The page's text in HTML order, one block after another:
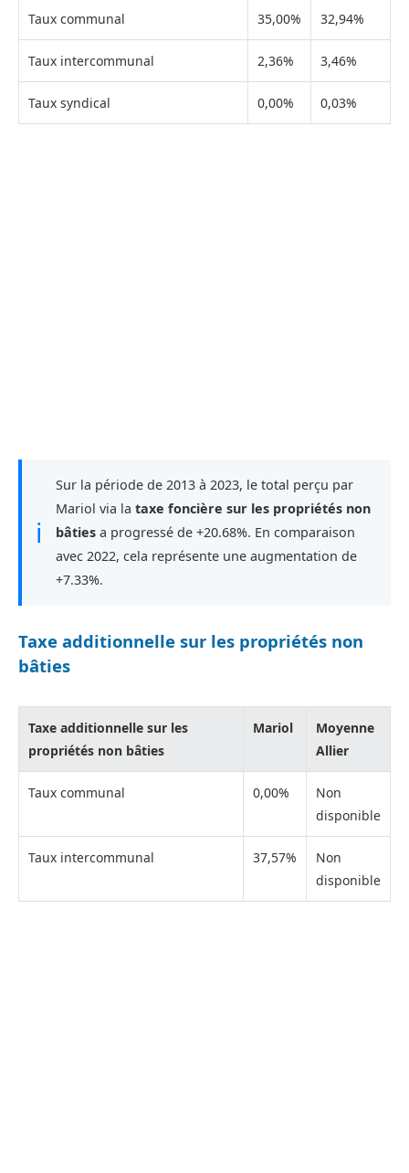
Taux communal 35,00% 32,94%
Taux intercommunal 2,36% 3,46%
Taux syndical 0,00% 0,03%
ℹ
Sur la période de 2013 à 2023, le total perçu par
Mariol via la taxe foncière sur les propriétés non
bâties a progressé de +20.68%. En comparaison
avec 2022, cela représente une augmentation de
+7.33%.
Taxe additionnelle sur les propriétés non
bâties
Taxe additionnelle sur les
propriétés non bâties
Mariol
Moyenne
Allier
Taux communal 0,00%
Non
disponible
Taux intercommunal 37,57%
Non
disponible